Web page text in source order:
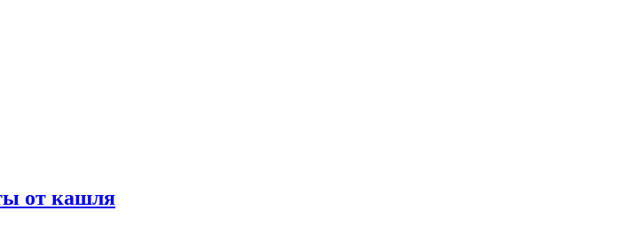
от кашля